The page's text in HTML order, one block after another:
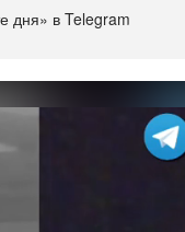
дня» в Telegram